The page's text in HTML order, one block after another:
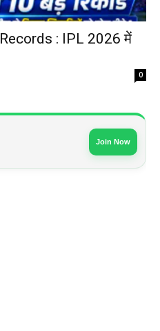
: IPL 2026 में
0
Join Now